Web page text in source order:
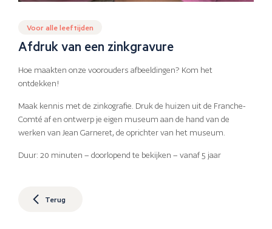
Voor alle leeftijden
Afdruk van een zinkgravure
Hoe maakten onze voorouders afbeeldingen? Kom het
ontdekken!
Maak kennis met de zinkografie. Druk de huizen uit de Franche-
Comté af en ontwerp je eigen museum aan de hand van de
werken van Jean Garneret, de oprichter van het museum.
Duur: 20 minuten – doorlopend te bekijken – vanaf 5 jaar
Terug